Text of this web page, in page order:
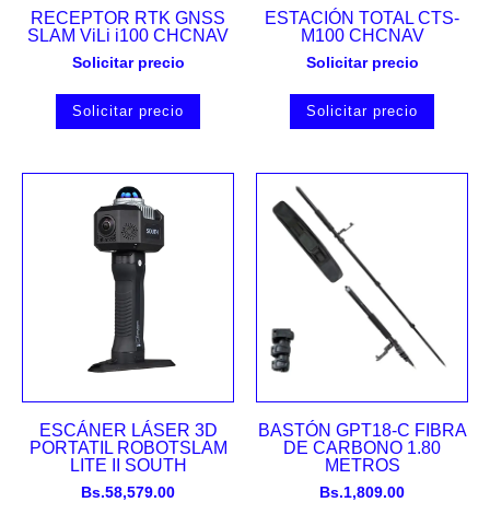
RECEPTOR RTK GNSS
SLAM ViLi i100 CHCNAV
Solicitar precio
Solicitar precio
ESTACIÓN TOTAL CTS-
M100 CHCNAV
Solicitar precio
Solicitar precio
ESCÁNER LÁSER 3D
PORTATIL ROBOTSLAM
LITE II SOUTH
Bs.58,579.00
BASTÓN GPT18-C FIBRA
DE CARBONO 1.80
METROS
Bs.1,809.00